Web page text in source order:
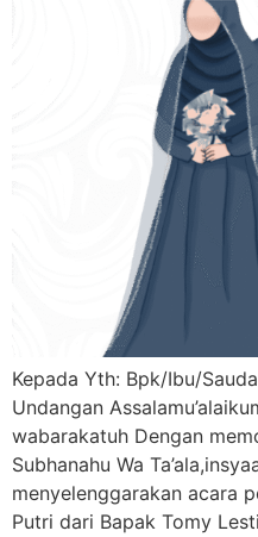
Kepada Yth: Bpk/Ibu/
Undangan
wabarakatuh Dengan
Subhanahu Wa
menyelenggarakan acara
Putri dari Bapak Tomy